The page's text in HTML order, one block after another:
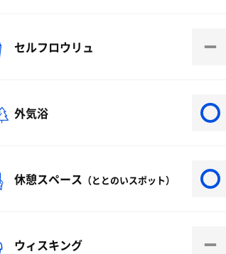
セルフロウリュ
外気浴
休憩スペース （ととのいスポット）
ウィスキング